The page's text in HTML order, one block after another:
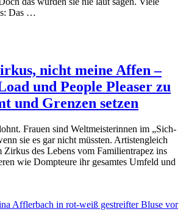
Das …
nicht meine Affen –
und People Pleaser zu
und Grenzen setzen
Frauen sind Weltmeisterinnen im „Sich-
sie es gar nicht müssten. Artistengleich
Zirkus des Lebens vom Familientrapez ins
wie Dompteure ihr gesamtes Umfeld und